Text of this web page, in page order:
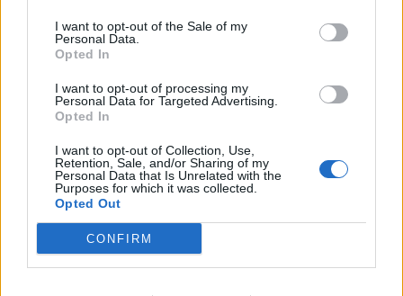
I want to opt-out of the Sale of my
Personal Data.
Opted In
I want to opt-out of processing my
Personal Data for Targeted Advertising.
Opted In
I want to opt-out of Collection, Use,
Retention, Sale, and/or Sharing of my
Personal Data that Is Unrelated with the
Purposes for which it was collected.
Opted Out
CONFIRM
Ακόμη ένας στόχος για τη Σκιάθο είναι η
προσέλκυση του τουρισμού κρουαζιέρας με επαφές
και συναντήσεις με μεγάλες εταιρείες ώστε να
προσεγγίζουν στο νησί κρουαζιερόπλοια, αλλά αυτά
να είναι μεσαίου μεγέθους ώστε να μπορούν να
κινούνται στον περιορισμένο θαλάσσιο χώρο της
περιοχής, αφού η στενότητα των θαλάσσιων
διαύλων δεν επιτρέπει την παρουσία των